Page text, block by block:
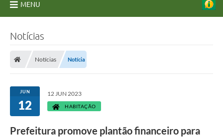
MENU
Licitações
Transparência
Concursos e Processos Seletivos
Notícias
Notícias Notícia
JUN
12
12 JUN 2023
HABITAÇÃO
Prefeitura promove plantão financeiro para